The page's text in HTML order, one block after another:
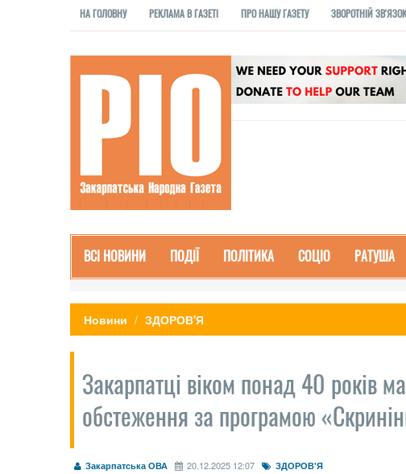
НА ГОЛОВНУ РЕКЛАМА В ГАЗЕТІ ПРО НАШУ ГАЗЕТУ ЗВОРОТНІЙ ЗВ'ЯЗОК
ВСІ НОВИНИ ПОДІЇ ПОЛІТИКА СОЦІО РАТУША
Новини ЗДОРОВ'Я
Закарпатці віком понад 40 років
обстеження за програмою
Закарпатська ОВА 20.12.2025 12:07 ЗДОРОВ'Я